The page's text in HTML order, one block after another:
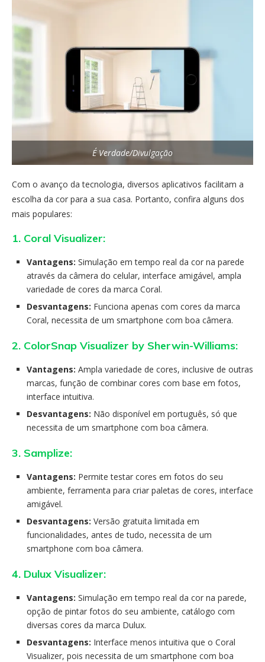
É Verdade/Divulgação
Com o avanço da tecnologia, diversos aplicativos facilitam a
escolha da cor para a sua casa. Portanto, confira alguns dos
mais populares:
1. Coral Visualizer:
Vantagens: Simulação em tempo real da cor na parede
através da câmera do celular, interface amigável, ampla
variedade de cores da marca Coral.
Desvantagens: Funciona apenas com cores da marca
Coral, necessita de um smartphone com boa câmera.
2. ColorSnap Visualizer by Sherwin-Williams:
Vantagens: Ampla variedade de cores, inclusive de outras
marcas, função de combinar cores com base em fotos,
interface intuitiva.
Desvantagens: Não disponível em português, só que
necessita de um smartphone com boa câmera.
3. Samplize:
Vantagens: Permite testar cores em fotos do seu
ambiente, ferramenta para criar paletas de cores, interface
amigável.
Desvantagens: Versão gratuita limitada em
funcionalidades, antes de tudo, necessita de um
smartphone com boa câmera.
4. Dulux Visualizer:
Vantagens: Simulação em tempo real da cor na parede,
opção de pintar fotos do seu ambiente, catálogo com
diversas cores da marca Dulux.
Desvantagens: Interface menos intuitiva que o Coral
Visualizer, pois necessita de um smartphone com boa